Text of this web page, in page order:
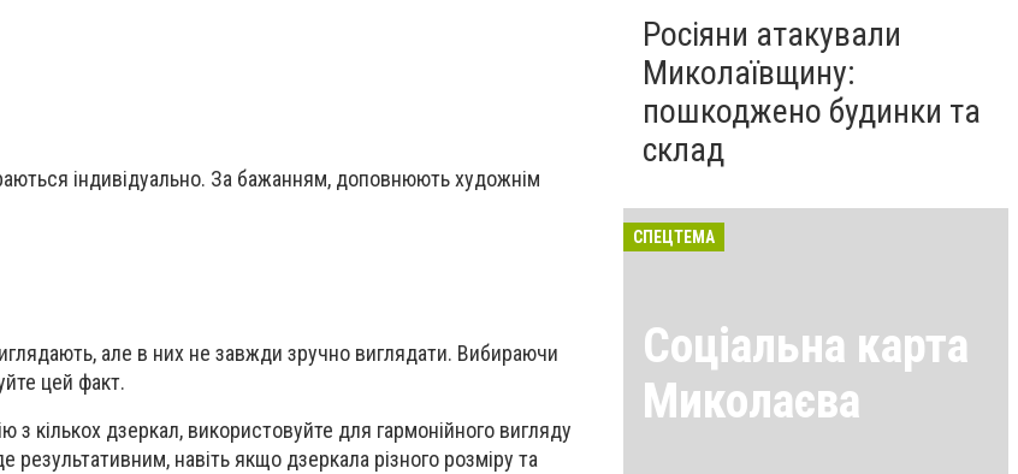
індивідуально. За бажанням, доповнюють художнім
але в них не завжди зручно виглядати. Вибираючи
цей факт.
з кількох дзеркал, використовуйте для гармонійного вигляду
навіть якщо дзеркала різного розміру та
Росіяни атакували
Миколаївщину:
пошкоджено будинки та
склад
СПЕЦТЕМА
Соціальна карта
Миколаєва